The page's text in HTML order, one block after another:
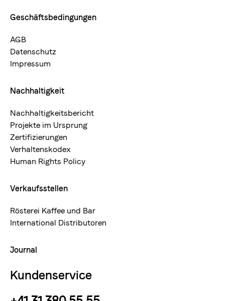
Geschäftsbedingungen
AGB
Datenschutz
Impressum
Nachhaltigkeit
Nachhaltigkeitsbericht
Projekte im Ursprung
Zertifizierungen
Verhaltenskodex
Human Rights Policy
Verkaufsstellen
Rösterei Kaffee und Bar
International Distributoren
Journal
Kundenservice